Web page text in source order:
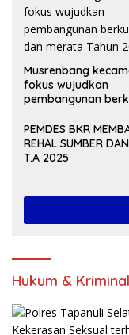
Musrenbang
fokus wujudkan
pembangunan
PEMDES BKR
REHAL SUMBER
T.A 2025
Hukum & Kriminal